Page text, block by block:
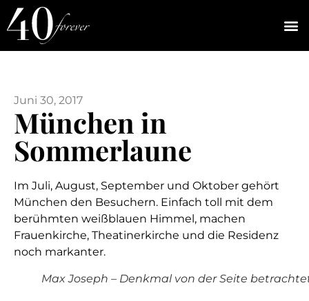
Juni 30, 2017
München in
Sommerlaune
Im Juli, August, September und Oktober gehört
München den Besuchern. Einfach toll mit dem
berühmten weißblauen Himmel, machen
Frauenkirche, Theatinerkirche und die Residenz
noch markanter.
Max Joseph – Denkmal von der Seite